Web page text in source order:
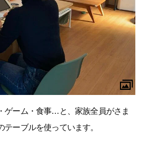
ゲーム・食事…と、家族全員がさま
ーブルを使っています。